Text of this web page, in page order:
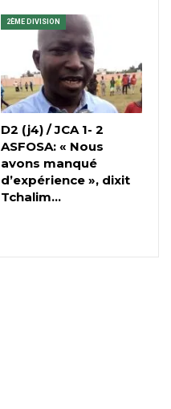
2ÈME DIVISION
D2 (j4) / JCA 1- 2
ASFOSA: « Nous
avons manqué
d’expérience », dixit
Tchalim…